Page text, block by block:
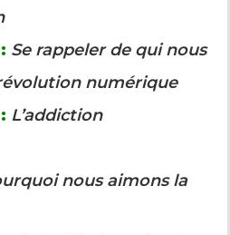
Se rappeler de qui nous
numérique
L’addiction
nous aimons la